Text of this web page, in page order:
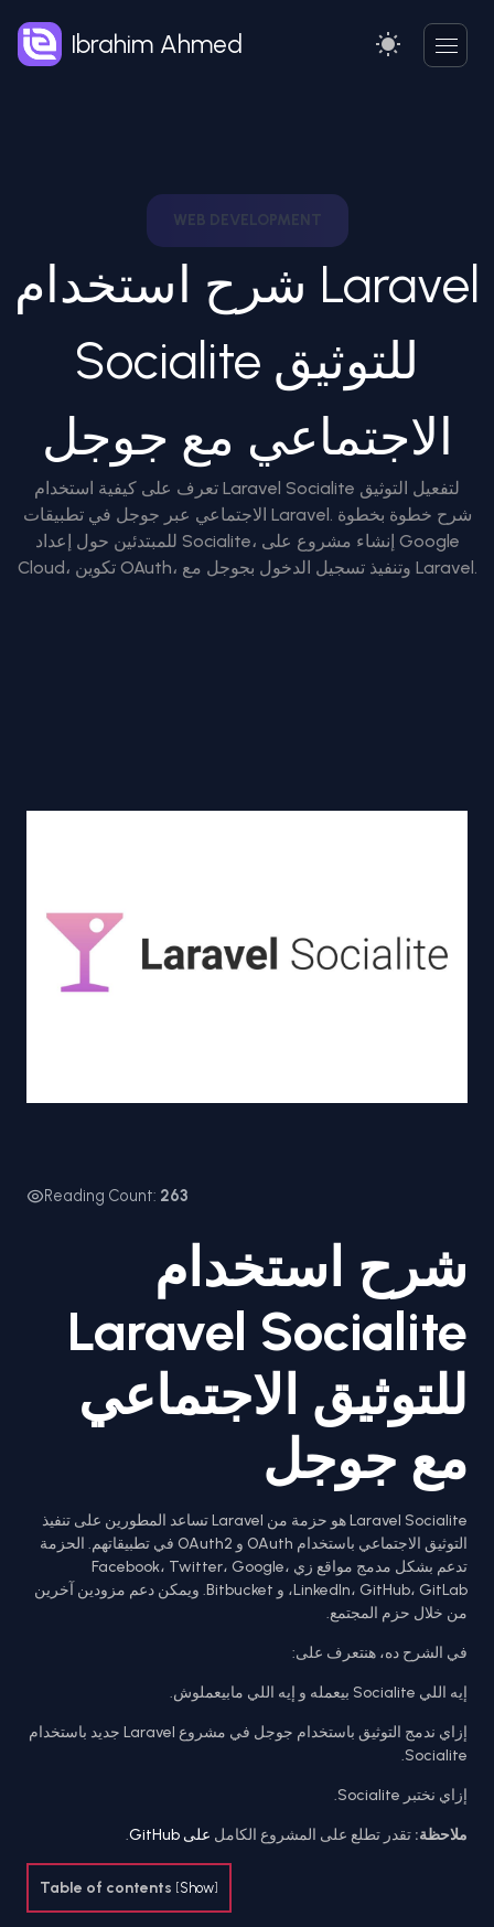
Ibrahim Ahmed
WEB DEVELOPMENT
شرح استخدام Laravel
Socialite للتوثيق
الاجتماعي مع جوجل
تعرف على كيفية استخدام Laravel Socialite لتفعيل التوثيق
الاجتماعي عبر جوجل في تطبيقات Laravel. شرح خطوة بخطوة
للمبتدئين حول إعداد Socialite، إنشاء مشروع على Google
Cloud، تكوين OAuth، وتنفيذ تسجيل الدخول بجوجل مع Laravel.
Reading Count: 263
شرح استخدام
Laravel Socialite
للتوثيق الاجتماعي
مع جوجل
Laravel Socialite هو حزمة من Laravel تساعد المطورين على تنفيذ
التوثيق الاجتماعي باستخدام OAuth و OAuth2 في تطبيقاتهم. الحزمة
تدعم بشكل مدمج مواقع زي Facebook، Twitter، Google،
LinkedIn، GitHub، GitLab، و Bitbucket. ويمكن دعم مزودين آخرين
من خلال حزم المجتمع.
في الشرح ده، هنتعرف على:
إيه اللي Socialite بيعمله و إيه اللي مابيعملوش.
إزاي ندمج التوثيق باستخدام جوجل في مشروع Laravel جديد باستخدام
Socialite.
إزاي نختبر Socialite.
ملاحظة: تقدر تطلع على المشروع الكامل على GitHub .
Table of contents [Show]